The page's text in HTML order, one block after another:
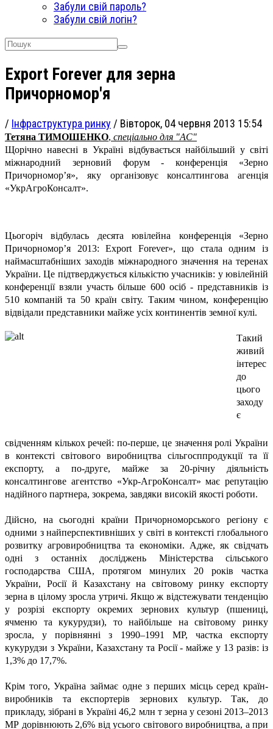
Забули свій пароль?
Забули свій логін?
Export Forever для зерна
Причорномор'я
/ Інфраструктура ринку / Вівторок, 04 червня 2013 15:54
Тетяна ТИМОШЕНКО, спеціально для "АС"
Щорічно навесні в Україні відбувається найбільший у світі
міжнародний зерновий форум - конференція «Зерно
Причорномор’я», яку організовує консалтингова агенція
«УкрАгроКонсалт».
Цьогоріч відбулась десята ювілейна конференція «Зерно
Причорномор’я 2013: Export Forever», що стала одним із
наймасштабніших заходів міжнародного значення на теренах
України. Це підтверджується кількістю учасників: у ювілейній
конференції взяли участь більше 600 осіб - представників із
510 компаній та 50 країн світу. Таким чином, конференцію
відвідали представники майже усіх континентів земної кулі.
Такий
живий
інтерес
до
цього
заходу
є
свідченням кількох речей: по-перше, це значення ролі України
в контексті світового виробництва сільгосппродукції та її
експорту, а по-друге, майже за 20-річну діяльність
консалтингове агентство «Укр-АгроКонсалт» має репутацію
надійного партнера, зокрема, завдяки високій якості роботи.
Дійсно, на сьогодні країни Причорноморського регіону є
одними з найперспективніших у світі в контексті глобального
розвитку агровиробництва та економіки. Адже, як свідчать
одні з останніх досліджень Міністерства сільського
господарства США, протягом минулих 20 років частка
України, Росії й Казахстану на світовому ринку експорту
зерна в цілому зросла утричі. Якщо ж відстежувати тенденцію
у розрізі експорту окремих зернових культур (пшениці,
ячменю та кукурудзи), то найбільше на світовому ринку
зросла, у порівнянні з 1990–1991 МР, частка експорту
кукурудзи з України, Казахстану та Росії - майже у 13 разів: із
1,3% до 17,7%.
Крім того, Україна займає одне з перших місць серед країн-
виробників та експортерів зернових культур. Так, до
прикладу, зібрані в Україні 46,2 млн т зерна у сезоні 2013–2013
МР дорівнюють 2,6% від усього світового виробництва, а при